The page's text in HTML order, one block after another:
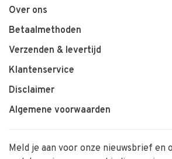
Over ons
Betaalmethoden
Verzenden & levertijd
Klantenservice
Disclaimer
Algemene voorwaarden
Meld je aan voor onze nieuwsbrief en